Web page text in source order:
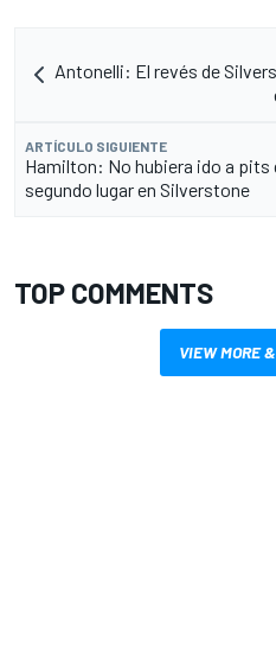
Antonelli: El revés de
ARTÍCULO SIGUIENTE
Hamilton: No hubiera ido a pits
segundo lugar en Silverstone
TOP COMMENTS
VIEW MORE